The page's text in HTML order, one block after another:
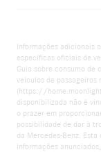
Informações adicionais
específicas oficiais de
Guia sobre consumo de
veículos de passageiros
(https://
disponibilizada não é
o prazer em
possibilidade de dar à
da Mercedes-Benz.
informações